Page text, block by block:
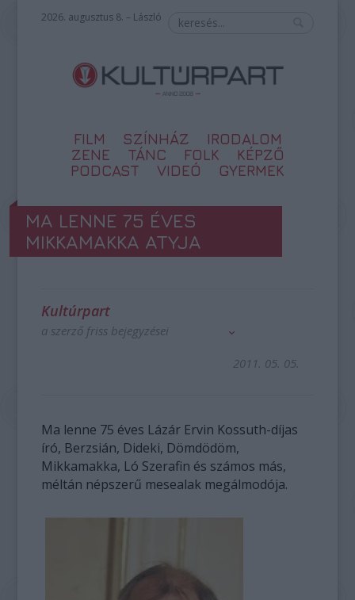
2026. augusztus 8. – László
FILM SZÍNHÁZ
IRODALOM
ZENE
TÁNC FOLK
KÉPZŐ
PODCAST
VIDEÓ GYERMEK
MA LENNE 75 ÉVES
MIKKAMAKKA ATYJA
Kultúrpart
a szerző friss bejegyzései
2011. 05. 05.
Ma lenne 75 éves Lázár Ervin Kossuth-díjas
író, Berzsián, Dideki, Dömdödöm,
Mikkamakka, Ló Szerafin és számos más,
méltán népszerű mesealak megálmodója.